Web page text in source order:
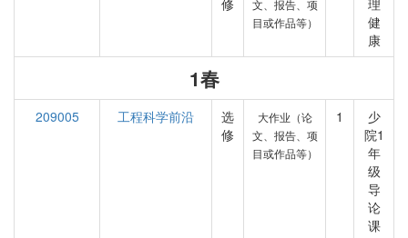
修
文、报告、项
目或作品等）
理
健
康
1春
209005 工程科学前沿
选
修
大作业（论
文、报告、项
目或作品等）
1
少
院1
年
级
导
论
课